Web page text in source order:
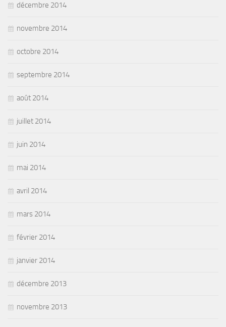
décembre 2014
novembre 2014
octobre 2014
septembre 2014
août 2014
juillet 2014
juin 2014
mai 2014
avril 2014
mars 2014
février 2014
janvier 2014
décembre 2013
novembre 2013